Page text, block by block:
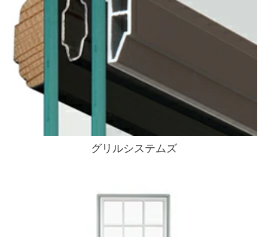
グリルシステムズ